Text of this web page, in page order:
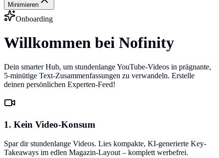
Minimieren
Onboarding
Willkommen bei Nofinity
Dein smarter Hub, um stundenlange YouTube-Videos in prägnante,
5-minütige Text-Zusammenfassungen zu verwandeln. Erstelle
deinen persönlichen Experten-Feed!
1. Kein Video-Konsum
Spar dir stundenlange Videos. Lies kompakte, KI-generierte Key-
Takeaways im edlen Magazin-Layout – komplett werbefrei.